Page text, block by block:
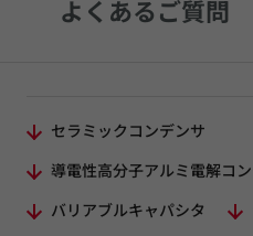
よくあるご質問
セラミックコンデンサ
導電性高分子アルミ電解コ
バリアブルキャパシタ